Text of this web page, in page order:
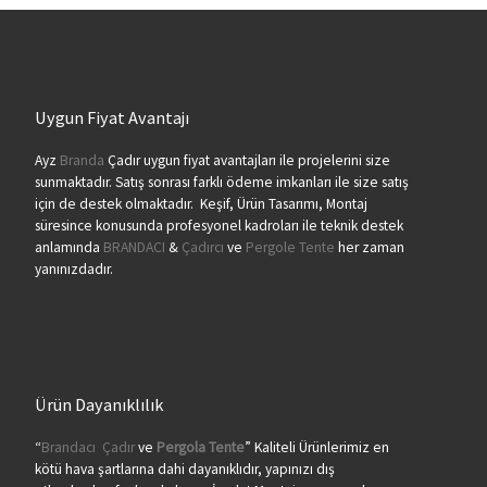
Uygun Fiyat Avantajı
Ayz Branda Çadır uygun fiyat avantajları ile projelerini size
sunmaktadır. Satış sonrası farklı ödeme imkanları ile size satış
için de destek olmaktadır. Keşif, Ürün Tasarımı, Montaj
süresince konusunda profesyonel kadroları ile teknik destek
anlamında BRANDACI & Çadırcı ve Pergole Tente her zaman
yanınızdadır.
Ürün Dayanıklılık
“Brandacı Çadırve PergolaTente” Kaliteli Ürünlerimiz en
kötü hava şartlarına dahi dayanıklıdır, yapınızı dış